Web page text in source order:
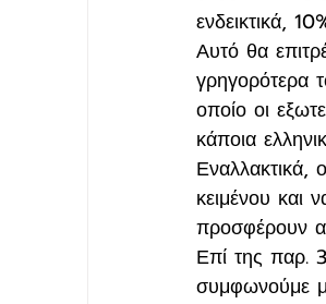
ενδεικτικά,
Αυτό θα
γρηγορότερα
οποίο οι
κάποια
κειμένου
προσφέρουν
Επί της παρ.
συμφωνούμε